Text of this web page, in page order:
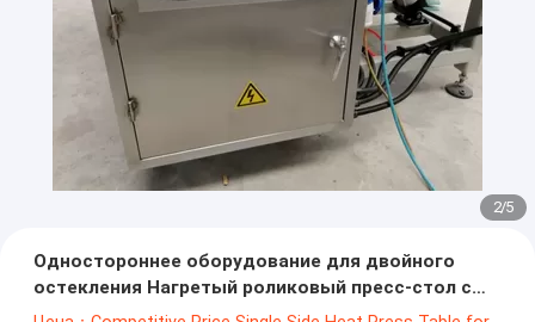
2/5
Одностороннее оборудование для двойного
остекления Нагретый роликовый пресс-стол с
воздушным плаванием и наклоном